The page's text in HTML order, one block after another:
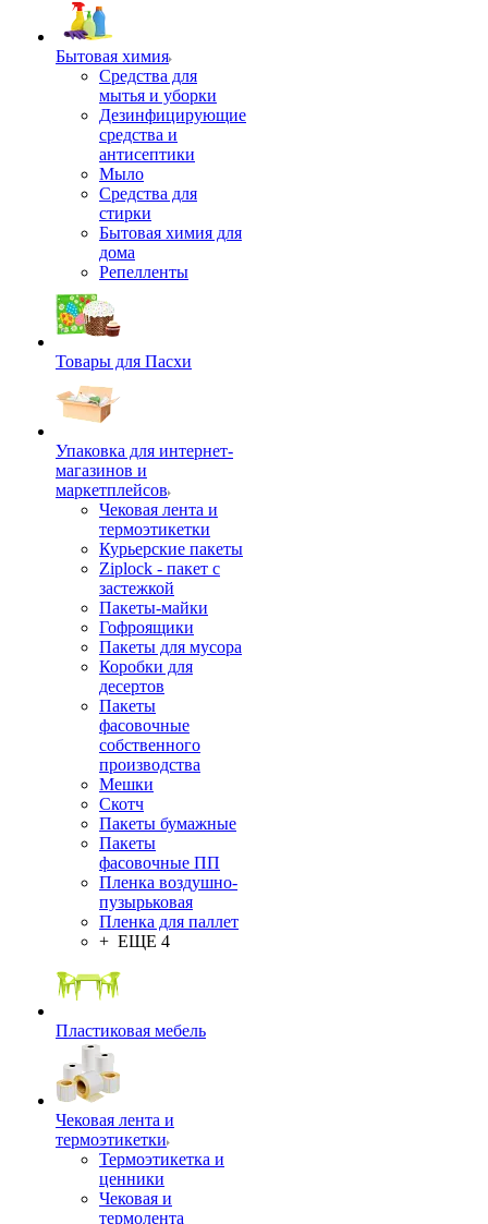
Бытовая химия
Средства для
мытья и уборки
Дезинфицирующие
средства и
антисептики
Мыло
Средства для
стирки
Бытовая химия для
дома
Репелленты
Товары для Пасхи
Упаковка для интернет-
магазинов и
маркетплейсов
Чековая лента и
термоэтикетки
Курьерские пакеты
Ziplock - пакет с
застежкой
Пакеты-майки
Гофроящики
Пакеты для мусора
Коробки для
десертов
Пакеты
фасовочные
собственного
производства
Мешки
Скотч
Пакеты бумажные
Пакеты
фасовочные ПП
Пленка воздушно-
пузырьковая
Пленка для паллет
+ ЕЩЕ 4
Пластиковая мебель
Чековая лента и
термоэтикетки
Термоэтикетка и
ценники
Чековая и
термолента